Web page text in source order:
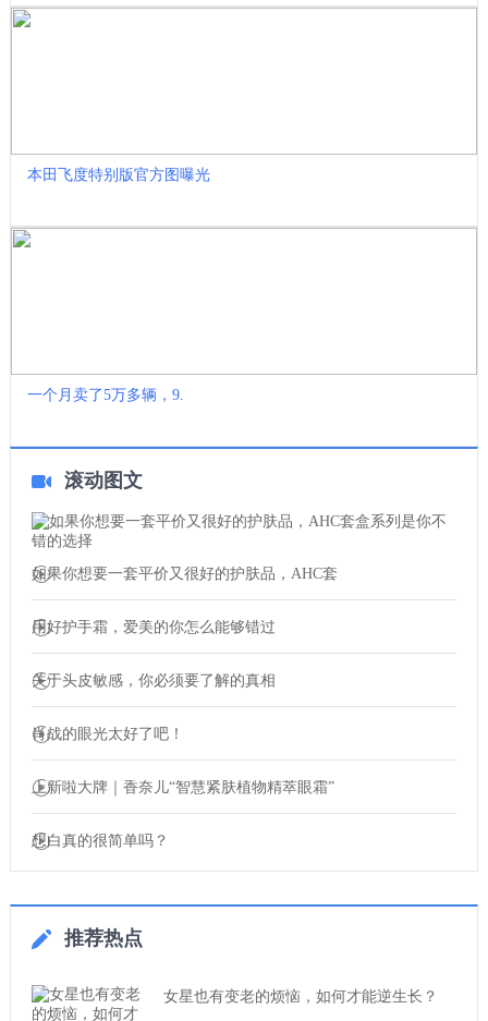
本田飞度特别版官方图曝光
一个月卖了5万多辆，9.
滚动图文
如果你想要一套平价又很好的护肤品，AHC套
用好护手霜，爱美的你怎么能够错过
关于头皮敏感，你必须要了解的真相
肖战的眼光太好了吧！
上新啦大牌｜香奈儿“智慧紧肤植物精萃眼霜”
想白真的很简单吗？
推荐热点
女星也有变老的烦恼，如何才能逆生长？